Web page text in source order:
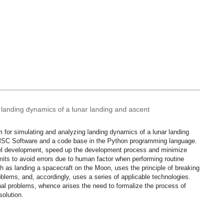
dynamics of a lunar landing and ascent
simulating and analyzing landing dynamics of a lunar landing
Software and a code base in the Python programming language.
speed up the development process and minimize
to avoid errors due to human factor when performing routine
as landing a spacecraft on the Moon, uses the principle of breaking
and, accordingly, uses a series of applicable technologies.
problems, whence arises the need to formalize the process of